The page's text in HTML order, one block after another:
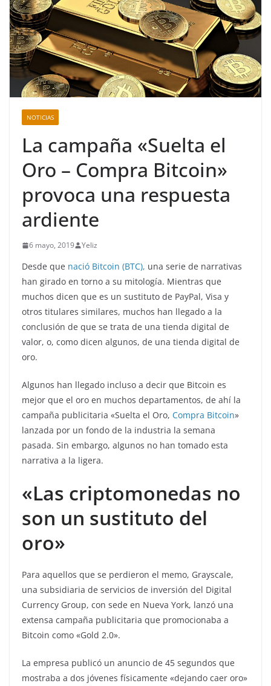
NOTICIAS
La campaña «Suelta el
Oro – Compra Bitcoin»
provoca una respuesta
ardiente
6 mayo, 2019 Yeliz
Desde que nació Bitcoin (BTC), una serie de narrativas
han girado en torno a su mitología. Mientras que
muchos dicen que es un sustituto de PayPal, Visa y
otros titulares similares, muchos han llegado a la
conclusión de que se trata de una tienda digital de
valor, o, como dicen algunos, de una tienda digital de
oro.
Algunos han llegado incluso a decir que Bitcoin es
mejor que el oro en muchos departamentos, de ahí la
campaña publicitaria «Suelta el Oro, Compra Bitcoin»
lanzada por un fondo de la industria la semana
pasada. Sin embargo, algunos no han tomado esta
narrativa a la ligera.
«Las criptomonedas no
son un sustituto del
oro»
Para aquellos que se perdieron el memo, Grayscale,
una subsidiaria de servicios de inversión del Digital
Currency Group, con sede en Nueva York, lanzó una
extensa campaña publicitaria que promocionaba a
Bitcoin como «Gold 2.0».
La empresa publicó un anuncio de 45 segundos que
mostraba a dos jóvenes físicamente «dejando caer oro»